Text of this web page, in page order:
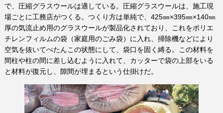
で、圧縮グラスウールは適している。圧縮グラスウールは、施工現
場ごとに工務店がつくる。つくり方は単純で、425㎜×395㎜×140㎜
厚の気流止め用のグラスウールが製品化されており、これをポリエ
チレンフィルムの袋（家庭用のごみ袋）に入れ、掃除機などにより
空気を抜いてぺたんこの状態にして、袋口を固く縛る。この材料を
間柱や柱の間に差し込むように入れて、カッターで袋の上部をいる
と材料が復元し、隙間が埋まるという仕掛けだ。